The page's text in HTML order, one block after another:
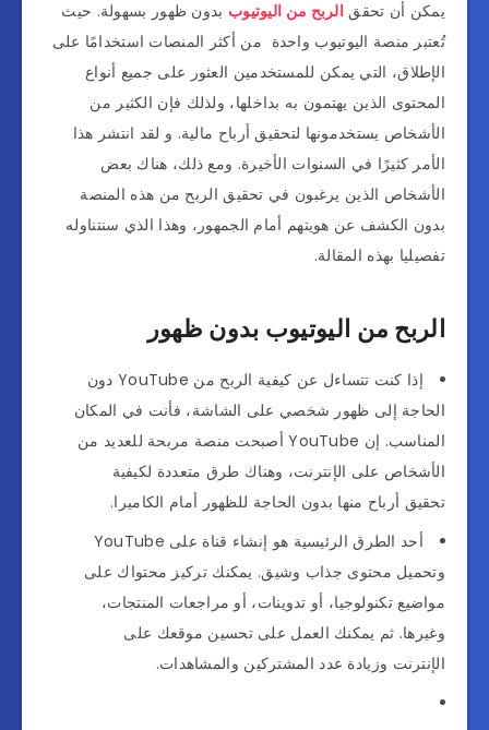
يمكن أن تحقق الربح من اليوتيوب بدون ظهور بسهولة. حيث
تُعتبر منصة اليوتيوب واحدة من أكثر المنصات استخدامًا على
الإطلاق، التي يمكن للمستخدمين العثور على جميع أنواع
المحتوى الذين يهتمون به بداخلها، ولذلك فإن الكثير من
الأشخاص يستخدمونها لتحقيق أرباح مالية. و لقد انتشر هذا
الأمر كثيرًا في السنوات الأخيرة. ومع ذلك، هناك بعض
الأشخاص الذين يرغبون في تحقيق الربح من هذه المنصة
بدون الكشف عن هويتهم أمام الجمهور، وهذا الذي سنتناوله
تفصيليا بهذه المقالة.
الربح من اليوتيوب بدون ظهور
إذا كنت تتساءل عن كيفية الربح من YouTube دون
الحاجة إلى ظهور شخصي على الشاشة، فأنت في المكان
المناسب. إن YouTube أصبحت منصة مربحة للعديد من
الأشخاص على الإنترنت، وهناك طرق متعددة لكيفية
تحقيق أرباح منها بدون الحاجة للظهور أمام الكاميرا.
أحد الطرق الرئيسية هو إنشاء قناة على YouTube
وتحميل محتوى جذاب وشيق. يمكنك تركيز محتواك على
مواضيع تكنولوجيا، أو تدوينات، أو مراجعات المنتجات،
وغيرها. ثم يمكنك العمل على تحسين موقعك على
الإنترنت وزيادة عدد المشتركين والمشاهدات.